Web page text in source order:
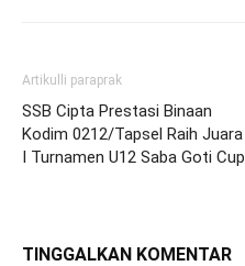
Artikulli paraprak
SSB Cipta Prestasi Binaan
Kodim 0212/Tapsel Raih Juara
I Turnamen U12 Saba Goti Cup
TINGGALKAN KOMENTAR